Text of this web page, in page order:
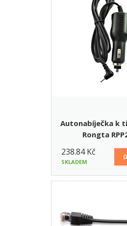
Autonabíječka k
Rongta
238.84 Kč
SKLADEM